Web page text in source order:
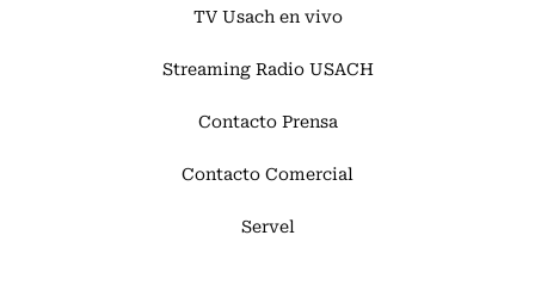
TV Usach en vivo
Streaming Radio USACH
Contacto Prensa
Contacto Comercial
Servel